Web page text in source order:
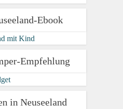
Ebook
Empfehlung
in Neuseeland